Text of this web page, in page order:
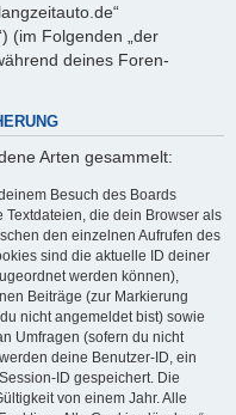
(im Folgenden „der
deines Foren-
Arten gesammelt:
Besuch des Boards
die dein Browser als
den einzelnen Aufrufen des
sind die aktuelle ID deiner
werden können),
Beiträge (zur Markierung
nicht angemeldet bist) sowie
Umfragen (sofern du nicht
deine Benutzer-ID, ein
ID gespeichert. Die
von einem Jahr. Alle